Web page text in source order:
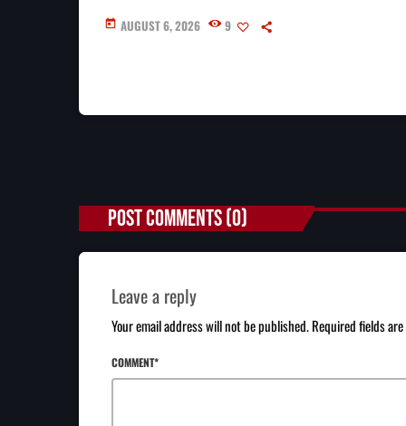
today AUGUST 6, 2026 9
POST COMMENTS (0)
Leave a reply
Your email address will not be published. Required fields
COMMENT*